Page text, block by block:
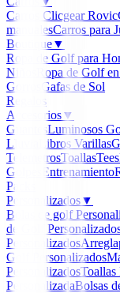
Carros Clicgear Rovic
manualesCarros para
Boutique▼
Ropa de Golf para
Niños
Ropa de Golf
Gorros
Gafas de Sol
Regalos
Accesorios▼
GuantesLuminosos
Lluvia
Libros Varillas
TelemetrosToallasTees
Golpes
Entrenamiento
Packs
Personalizados▼
Bolas de golf
de Golf
Personalizados
Golf Personalizados
PersonalizadosToallas
PersonalizadaBolsas